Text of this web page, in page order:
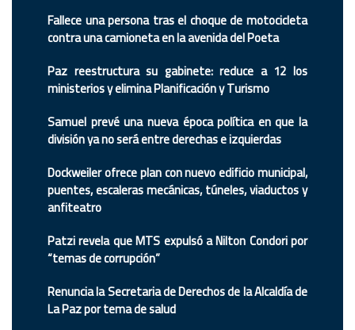
Fallece una persona tras el choque de motocicleta
contra una camioneta en la avenida del Poeta
Paz reestructura su gabinete: reduce a 12 los
ministerios y elimina Planificación y Turismo
Samuel prevé una nueva época política en que la
división ya no será entre derechas e izquierdas
Dockweiler ofrece plan con nuevo edificio municipal,
puentes, escaleras mecánicas, túneles, viaductos y
anfiteatro
Patzi revela que MTS expulsó a Nilton Condori por
“temas de corrupción”
Renuncia la Secretaria de Derechos de la Alcaldía de
La Paz por tema de salud